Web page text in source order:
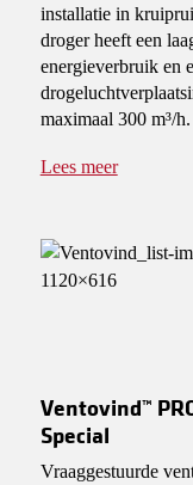
installatie in
droger heeft een
energieverbruik en
maximaal 300 m³/h.
Lees meer
Ventovind™
Special
Vraaggestuurde